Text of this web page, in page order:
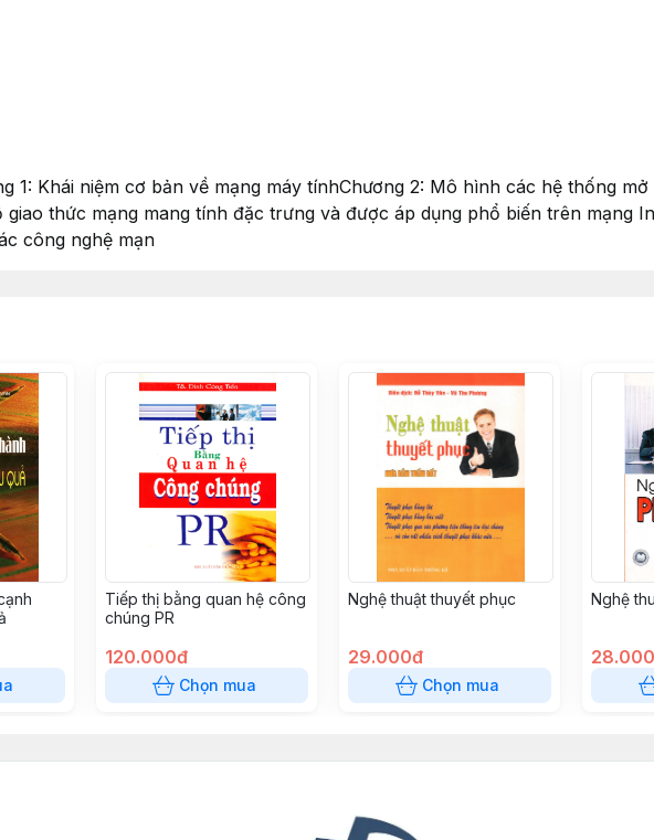
1: Khái niệm cơ bản về mạng máy tínhChương 2: Mô hình các hệ thống mở
thức mạng mang tính đặc trưng và được áp dụng phổ biến trên mạng
công nghệ mạn
Tiếp thị bằng quan hệ công
chúng PR
120.000đ
Chọn mua
Nghệ thuật thuyết phục
29.000đ
Chọn mua
Nghệ